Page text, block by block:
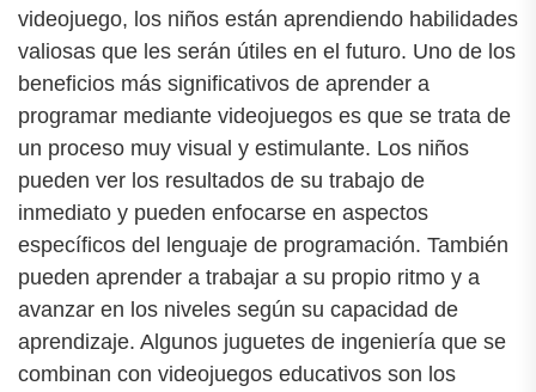
videojuego, los niños están aprendiendo habilidades
valiosas que les serán útiles en el futuro. Uno de los
beneficios más significativos de aprender a
programar mediante videojuegos es que se trata de
un proceso muy visual y estimulante. Los niños
pueden ver los resultados de su trabajo de
inmediato y pueden enfocarse en aspectos
específicos del lenguaje de programación. También
pueden aprender a trabajar a su propio ritmo y a
avanzar en los niveles según su capacidad de
aprendizaje. Algunos juguetes de ingeniería que se
combinan con videojuegos educativos son los